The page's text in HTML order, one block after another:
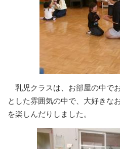
乳児クラスは、お部屋の中で
とした雰囲気の中で、大好きな
を楽しんだりしました。